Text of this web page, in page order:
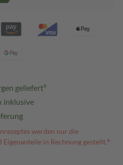
geliefert³
inklusive
werden nur die
in Rechnung gestellt.⁴